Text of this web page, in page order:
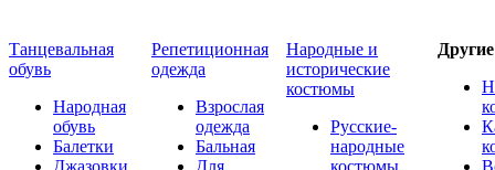
Танцевальная
обувь
Народная
обувь
Балетки
Репетиционная
одежда
Взрослая
одежда
Бальная
Народные и
исторические
костюмы
Русские-
народные